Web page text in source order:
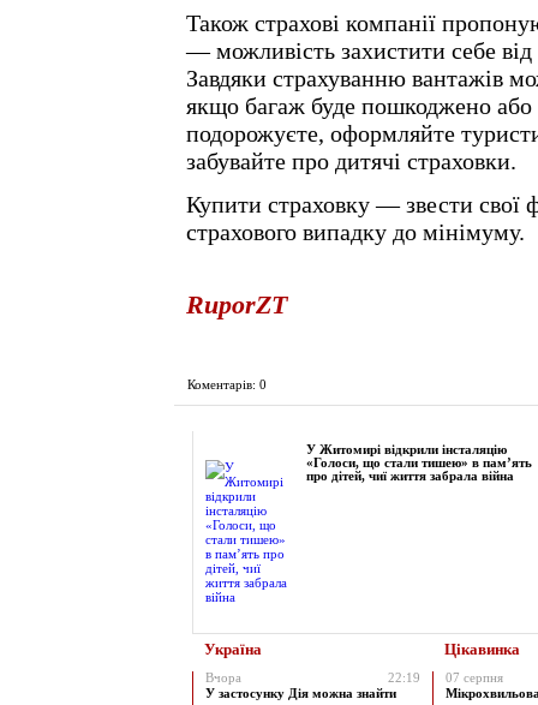
Також страхові компанії
— можливість захистити себе від
Завдяки страхуванню вантажів
якщо багаж буде пошкоджено або
подорожуєте, оформляйте
забувайте про дитячі страховки.
Купити страховку — звести свої
страхового випадку до мінімуму.
RuporZT
Коментарів: 0
У Житомирі відкрили інсталяцію
«Голоси, що стали тишею» в пам’ять
про дітей, чиї життя забрала війна
Україна Цікавинка
Вчора
22:19
У застосунку Дія можна знайти
07 серпня